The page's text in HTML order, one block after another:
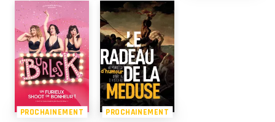
PROCHAINEMENT PROCHAINEMENT